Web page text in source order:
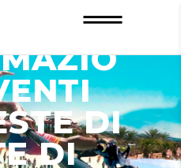
DI
DI